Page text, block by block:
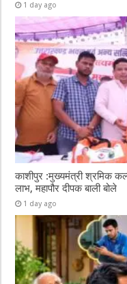
1 day ago
काशीपुर :मुख्यमंत्री श्रमिक
लाभ, महापौर दीपक बाली बोले
1 day ago